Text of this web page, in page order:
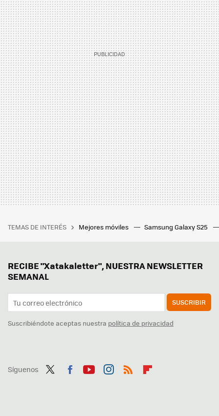
TEMAS DE INTERÉS Mejores móviles Samsung Galaxy S25
RECIBE "Xatakaletter", NUESTRA NEWSLETTER
SEMANAL
SUSCRIBIR
Suscribiéndote aceptas nuestra política de privacidad
Síguenos